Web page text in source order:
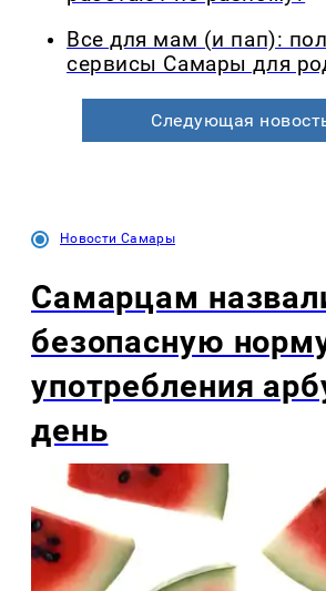
Все для мам (и пап):
сервисы Самары для
Следующая
Новости Самары
Самарцам
безопасную
употребления
день